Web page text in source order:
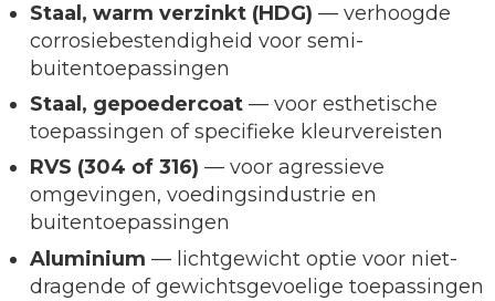
Staal, warm verzinkt (HDG) — verhoogde
corrosiebestendigheid voor semi-
buitentoepassingen
Staal, gepoedercoat — voor esthetische
toepassingen of specifieke kleurvereisten
RVS (304 of 316) — voor agressieve
omgevingen, voedingsindustrie en
buitentoepassingen
Aluminium — lichtgewicht optie voor niet-
dragende of gewichtsgevoelige toepassingen